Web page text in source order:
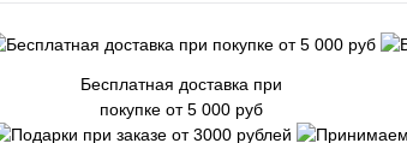
Бесплатная доставка при
покупке от 5 000 руб